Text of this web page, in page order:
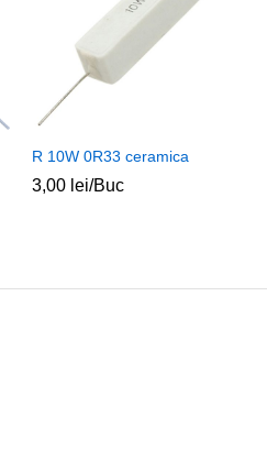
R 10W 0R33 ceramica
3,00 lei/Buc